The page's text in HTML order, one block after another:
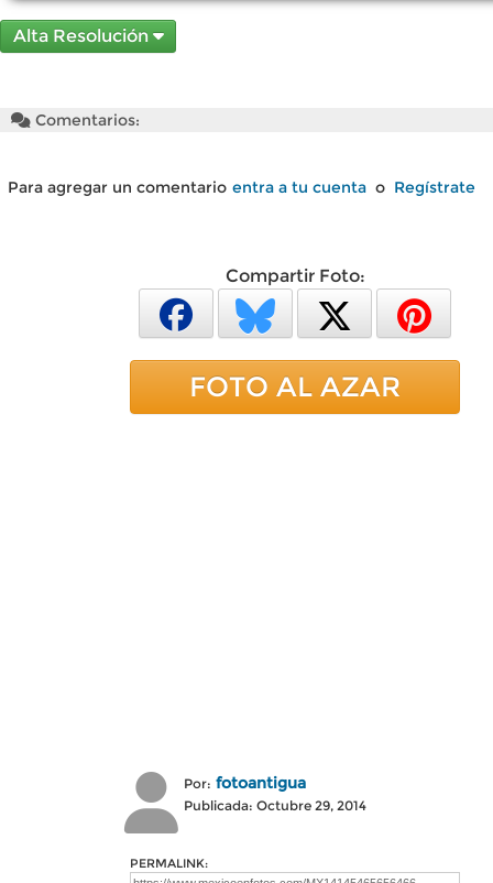
Alta Resolución
Comentarios:
Para agregar un comentario entra a tu cuenta o Regístrate
Compartir Foto:
FOTO AL AZAR
Por: fotoantigua
Publicada: Octubre 29, 2014
PERMALINK: